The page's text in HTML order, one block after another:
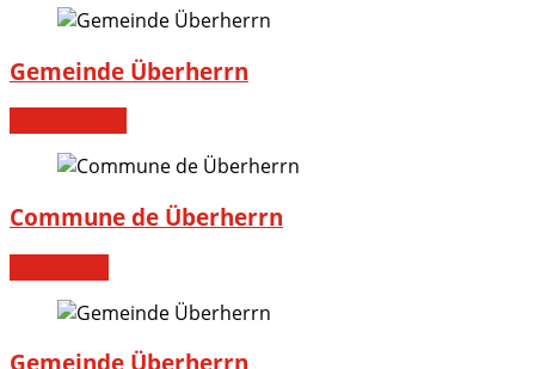
Gemeinde Überherrn
Commune de Überherrn
Gemeinde Überherrn